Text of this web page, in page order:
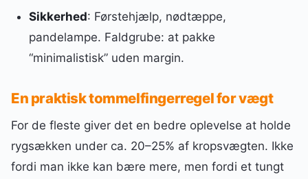
Sikkerhed: Førstehjælp, nødtæppe,
pandelampe. Faldgrube: at pakke
“minimalistisk” uden margin.
En praktisk tommelfingerregel for vægt
For de fleste giver det en bedre oplevelse at holde
rygsækken under ca. 20–25% af kropsvægten. Ikke
fordi man ikke kan bære mere, men fordi et tungt